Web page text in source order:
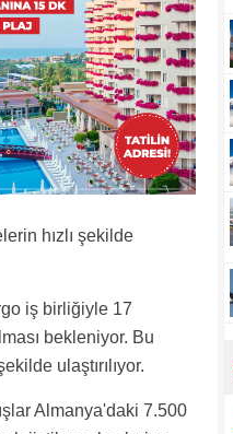
hızlı şekilde
iş birliğiyle 17
bekleniyor. Bu
ulaştırılıyor.
Almanya'daki 7.500